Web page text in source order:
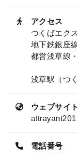
アクセス
つくばエク
地下鉄銀座
都営浅草線
浅草駅（つ
ウェブサイト
電話番号